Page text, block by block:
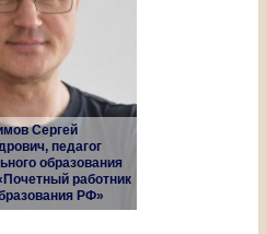
Сергей
педагог
образования
работник
РФ»